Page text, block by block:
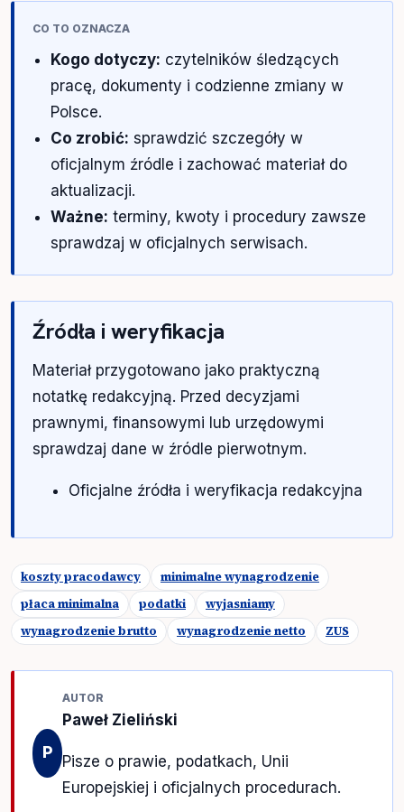
CO TO OZNACZA
Kogo dotyczy: czytelników śledzących
pracę, dokumenty i codzienne zmiany w
Polsce.
Co zrobić: sprawdzić szczegóły w
oficjalnym źródle i zachować materiał do
aktualizacji.
Ważne: terminy, kwoty i procedury zawsze
sprawdzaj w oficjalnych serwisach.
Źródła i weryfikacja
Materiał przygotowano jako praktyczną
notatkę redakcyjną. Przed decyzjami
prawnymi, finansowymi lub urzędowymi
sprawdzaj dane w źródle pierwotnym.
Oficjalne źródła i weryfikacja redakcyjna
koszty pracodawcy
minimalne wynagrodzenie
płaca minimalna
podatki
wyjasniamy
wynagrodzenie brutto
wynagrodzenie netto ZUS
P
AUTOR
Paweł Zieliński
Pisze o prawie, podatkach, Unii
Europejskiej i oficjalnych procedurach.